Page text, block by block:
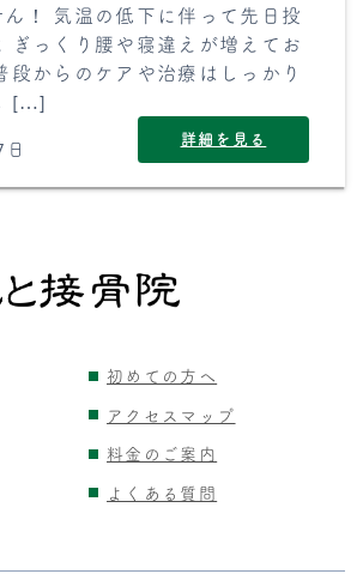
！ 気温の低下に伴って先日投
ぎっくり腰や寝違えが増えてお
段からのケアや治療はしっかり
[…]
詳細を見る
初めての方へ
アクセスマップ
料金のご案内
よくある質問